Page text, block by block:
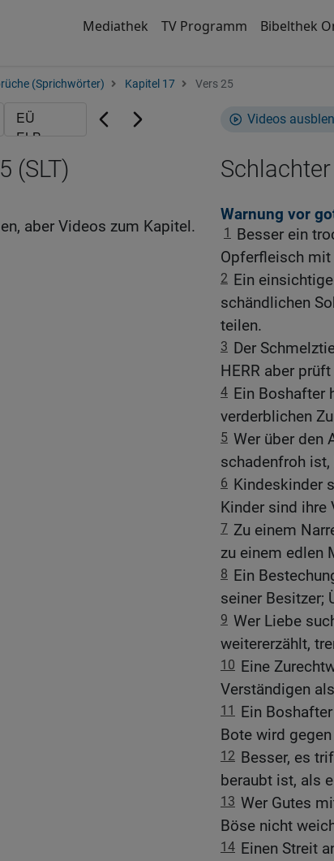
Mediathek TV Programm Bibelthek
(Sprichwörter) Kapitel 17 Vers 25
Videos
Warnung vor
1
Besser ein
Opferfleisch mit
2 Ein
schändlichen
teilen.
3 Der
HERR aber
4 Ein Boshafter
verderblichen
5 Wer über den
schadenfroh
6 Kindeskinder
Kinder sind ihre
7 Zu einem
zu einem edlen
8 Ein
seiner Besitzer;
9 Wer Liebe
weitererzählt,
10 Eine
Verständigen
11
Ein
Bote wird
12 Besser, es
beraubt ist, als
13 Wer Gutes
Böse nicht
14 Einen Streit
(SLT)
aber Videos zum Kapitel.